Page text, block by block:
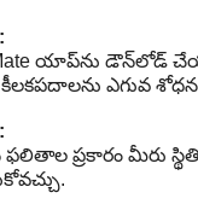
యాప్‌ను డౌన్‌లోడ్
ఎగువ
ప్రకారం మీరు